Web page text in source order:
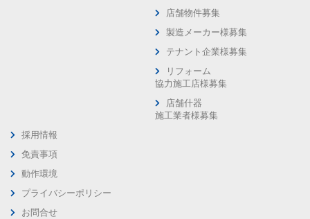
店舗物件募集
製造メーカー様募集
テナント企業様募集
リフォーム
協力施工店様募集
店舗什器
施工業者様募集
採用情報
免責事項
動作環境
プライバシーポリシー
お問合せ